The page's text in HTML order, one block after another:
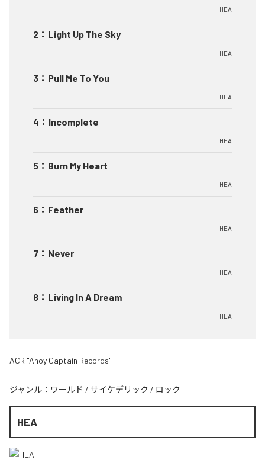
HEA
2 ： Light Up The Sky
HEA
3 ： Pull Me To You
HEA
4 ： Incomplete
HEA
5 ： Burn My Heart
HEA
6 ： Feather
HEA
7 ： Never
HEA
8 ： Living In A Dream
HEA
ACR "Ahoy Captain Records"
ジャンル： ワールド / サイケデリック / ロック
HEA